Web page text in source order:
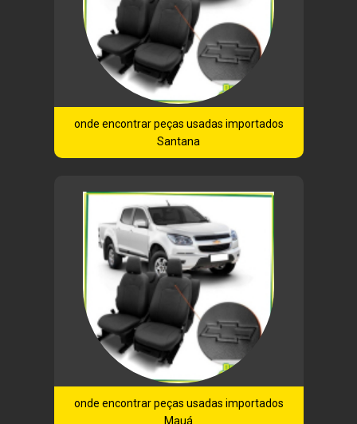
onde encontrar peças usadas importados
Santana
onde encontrar peças usadas importados
Mauá